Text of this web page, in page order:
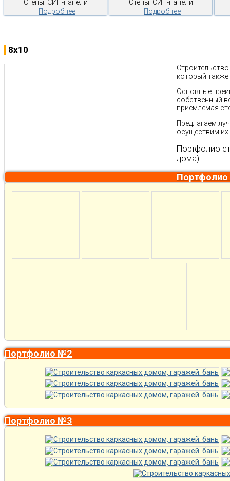
Стены: СИП-панели
Подробнее
Стены: СИП-панели
Подробнее
8x10
который также
Основные
собственный
приемлемая
Предлагаем
осуществим
Портфолио
дома)
Портфолио №2
Портфолио №3